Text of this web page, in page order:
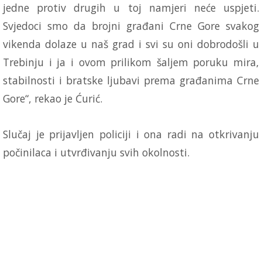
jedne protiv drugih u toj namjeri neće uspjeti.
Svjedoci smo da brojni građani Crne Gore svakog
vikenda dolaze u naš grad i svi su oni dobrodošli u
Trebinju i ja i ovom prilikom šaljem poruku mira,
stabilnosti i bratske ljubavi prema građanima Crne
Gore“, rekao je Ćurić.
Slučaj je prijavljen policiji i ona radi na otkrivanju
počinilaca i utvrđivanju svih okolnosti.